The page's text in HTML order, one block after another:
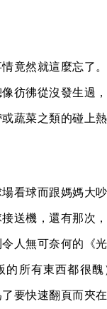
竟然就這麼忘了
彷彿從沒發生過
蔬菜之類的碰上
看球而跟媽媽大
送機，還有那次
人無可奈何的《
的所有東西都很醜
要快速翻頁而夾